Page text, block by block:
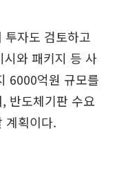
투자도 검토하고
와 패키지 등 사
6000억원 규모를
반도체기판 수요
계획이다.